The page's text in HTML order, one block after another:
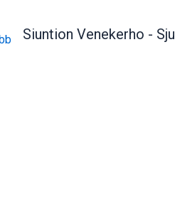
Siuntion Venekerho -